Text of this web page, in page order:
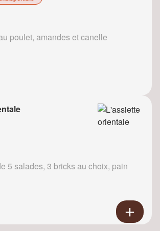
poulet, amandes et canelle
5 salades, 3 bricks au choix, pain